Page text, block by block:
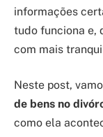
informações
tudo funciona e,
com mais
Neste post,
de bens no
como ela